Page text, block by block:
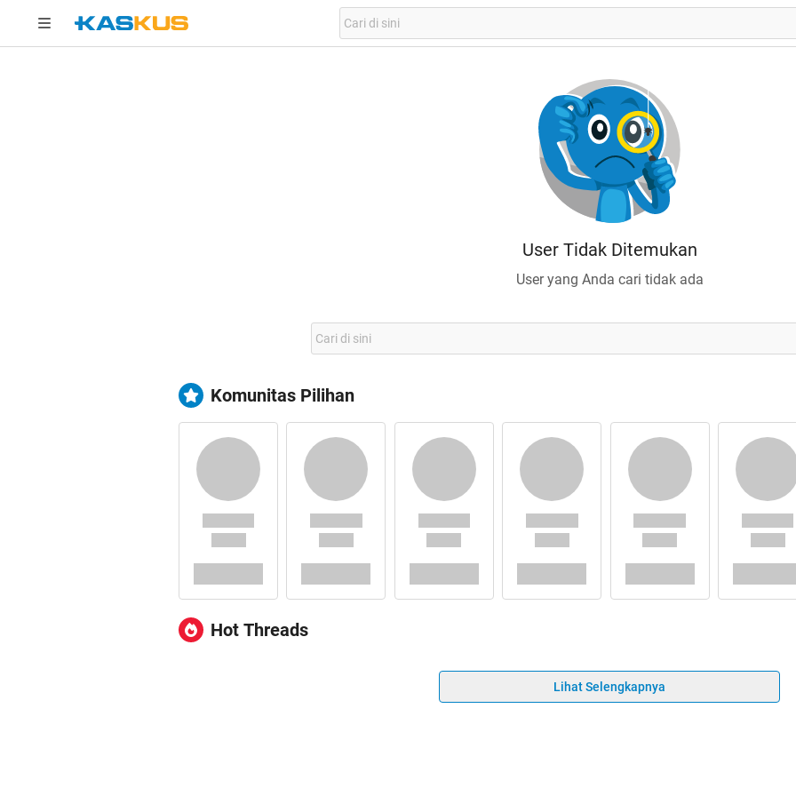
User Tidak Ditemukan
User yang Anda cari tidak ada
Komunitas Pilihan
Hot Threads
Lihat Selengkapnya